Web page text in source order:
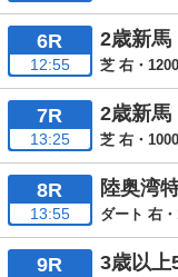
6R
12:55
2歳新馬
芝 右・
7R
13:25
2歳新馬
芝 右・
8R
13:55
陸奥湾
ダート 右
9R 3歳以上